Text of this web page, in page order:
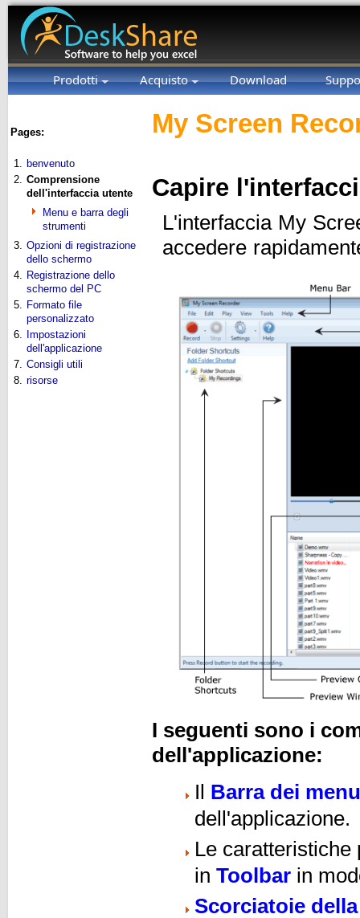
Prodotti Acquisto Download
Pages:
1. benvenuto
2. Comprensione
dell'interfaccia utente
Menu e barra degli
strumenti
3. Opzioni di registrazione
dello schermo
4. Registrazione dello
schermo del PC
5. Formato file
personalizzato
6.
Impostazioni
dell'applicazione
7. Consigli utili
8. risorse
My Screen
Capire
L'interfaccia My
accedere
I seguenti sono i
dell'applicazione:
Il Barra dei menu
dell'applicazione.
Le caratteristiche
in Toolbar in
Scorciatoie